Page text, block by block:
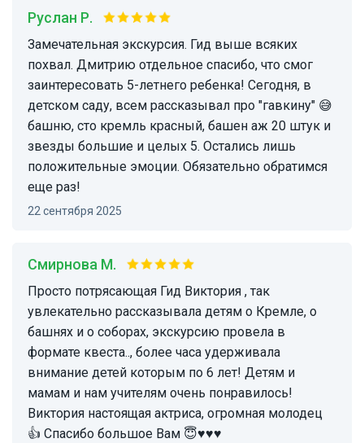
Руслан Р.
Замечательная экскурсия. Гид выше всяких
похвал. Дмитрию отдельное спасибо, что смог
заинтересовать 5-летнего ребенка! Сегодня, в
детском саду, всем рассказывал про "гавкину" 😅
башню, сто кремль красный, башен аж 20 штук и
звезды большие и целых 5. Остались лишь
положительные эмоции. Обязательно обратимся
еще раз!
22 сентября 2025
Смирнова М.
Просто потрясающая Гид Виктория , так
увлекательно рассказывала детям о Кремле, о
башнях и о соборах, экскурсию провела в
формате квеста.., более часа удерживала
внимание детей которым по 6 лет! Детям и
мамам и нам учителям очень понравилось!
Виктория настоящая актриса, огромная молодец
👍 Спасибо большое Вам 😇♥️♥️♥️